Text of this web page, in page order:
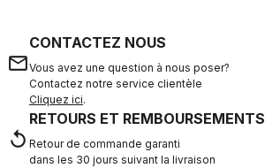
email
CONTACTEZ NOUS
Vous avez une question à nous poser?
Contactez notre service clientèle
Cliquez ici.
replay
RETOURS ET REMBOURSEMENTS
Retour de commande garanti
dans les 30 jours suivant la livraison